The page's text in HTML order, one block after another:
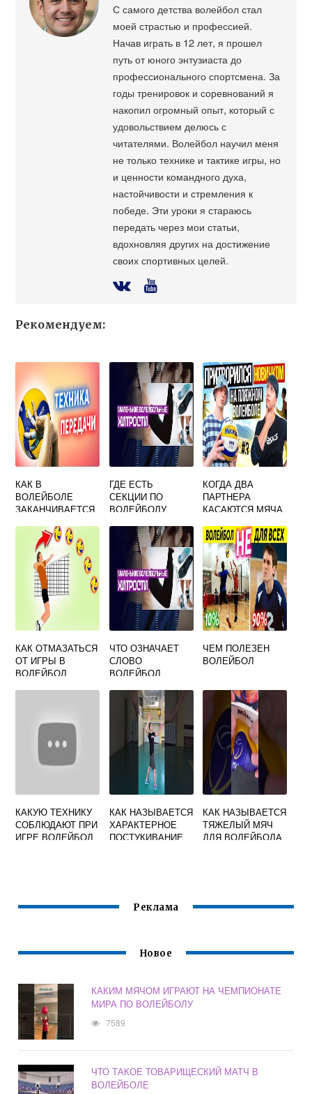
С самого детства волейбол стал
моей страстью и профессией.
Начав играть в 12 лет, я прошел
путь от юного энтузиаста до
профессионального спортсмена. За
годы тренировок и соревнований я
накопил огромный опыт, который с
удовольствием делюсь с
читателями. Волейбол научил меня
не только технике и тактике игры, но
и ценности командного духа,
настойчивости и стремления к
победе. Эти уроки я стараюсь
передать через мои статьи,
вдохновляя других на достижение
своих спортивных целей.
Рекомендуем:
КАК В
ВОЛЕЙБОЛЕ
ЗАКАНЧИВАЕТСЯ
ВЕРХНЕЙ
ПЕРЕДАЧЕ МЯЧА
НА БОЛЬШОЕ
РАССТОЯНИЕ
ГДЕ ЕСТЬ
СЕКЦИИ ПО
ВОЛЕЙБОЛУ
КОГДА ДВА
ПАРТНЕРА
КАСАЮТСЯ МЯЧА
ЭТО
ЗАСЧИТЫВАЕТСЯ
КАК В ПЛЯЖНОМ
ВОЛЕЙБОЛЕ
КАК ОТМАЗАТЬСЯ
ОТ ИГРЫ В
ВОЛЕЙБОЛ
ЧТО ОЗНАЧАЕТ
СЛОВО
ВОЛЕЙБОЛ
МЯЧ
ЧЕМ ПОЛЕЗЕН
ВОЛЕЙБОЛ
КАКУЮ ТЕХНИКУ
СОБЛЮДАЮТ ПРИ
ИГРЕ ВОЛЕЙБОЛ
КАК НАЗЫВАЕТСЯ
ХАРАКТЕРНОЕ
ПОСТУКИВАНИЕ
КАК НАЗЫВАЕТСЯ
ТЯЖЕЛЫЙ МЯЧ
ДЛЯ ВОЛЕЙБОЛА
Реклама
Новое
КАКИМ МЯЧОМ ИГРАЮТ НА ЧЕМПИОНАТЕ
МИРА ПО ВОЛЕЙБОЛУ
7589
ЧТО ТАКОЕ ТОВАРИЩЕСКИЙ МАТЧ В
ВОЛЕЙБОЛЕ